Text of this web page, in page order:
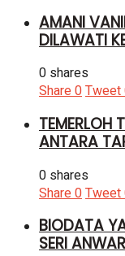
AMANI
DILAWATI
0 shares
Share0Tweet
TEMERLOH
ANTARA
0 shares
Share0Tweet
BIODATA
SERI